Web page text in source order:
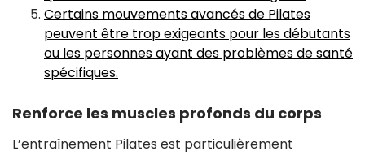
Certains mouvements avancés de Pilates
peuvent être trop exigeants pour les débutants
ou les personnes ayant des problèmes de santé
spécifiques.
Renforce les muscles profonds du corps
L’entraînement Pilates est particulièrement